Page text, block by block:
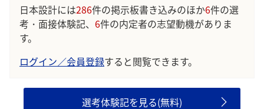
日本設計には286件の掲示板書き込みのほか6件の選
考・面接体験記、 6件の内定者の志望動機がありま
す。
ログイン／会員登録すると閲覧できます。
選考体験記を見る(無料)